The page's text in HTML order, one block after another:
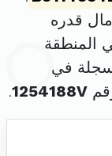
المنطقة
في
1254188V
.